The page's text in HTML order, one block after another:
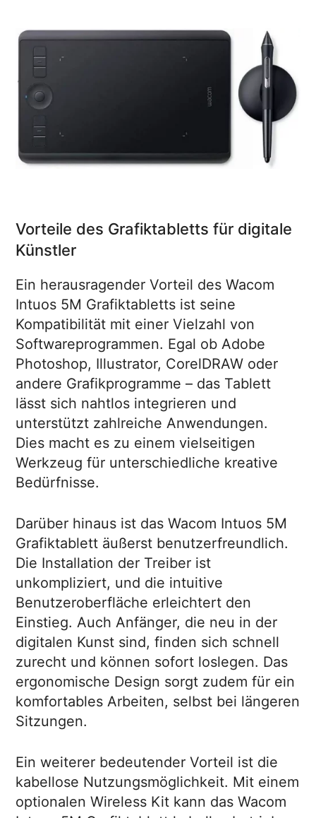
Vorteile des Grafiktabletts für digitale
Künstler
Ein herausragender Vorteil des Wacom
Intuos 5M Grafiktabletts ist seine
Kompatibilität mit einer Vielzahl von
Softwareprogrammen. Egal ob Adobe
Photoshop, Illustrator, CorelDRAW oder
andere Grafikprogramme – das Tablett
lässt sich nahtlos integrieren und
unterstützt zahlreiche Anwendungen.
Dies macht es zu einem vielseitigen
Werkzeug für unterschiedliche kreative
Bedürfnisse.
Darüber hinaus ist das Wacom Intuos 5M
Grafiktablett äußerst benutzerfreundlich.
Die Installation der Treiber ist
unkompliziert, und die intuitive
Benutzeroberfläche erleichtert den
Einstieg. Auch Anfänger, die neu in der
digitalen Kunst sind, finden sich schnell
zurecht und können sofort loslegen. Das
ergonomische Design sorgt zudem für ein
komfortables Arbeiten, selbst bei längeren
Sitzungen.
Ein weiterer bedeutender Vorteil ist die
kabellose Nutzungsmöglichkeit. Mit einem
optionalen Wireless Kit kann das Wacom